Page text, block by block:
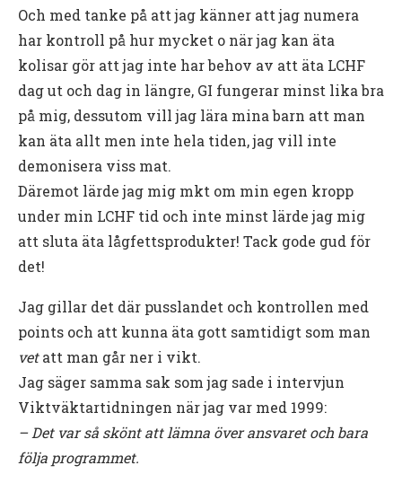
Och med tanke på att jag känner att jag numera
har kontroll på hur mycket o när jag kan äta
kolisar gör att jag inte har behov av att äta LCHF
dag ut och dag in längre, GI fungerar minst lika bra
på mig, dessutom vill jag lära mina barn att man
kan äta allt men inte hela tiden, jag vill inte
demonisera viss mat.
Däremot lärde jag mig mkt om min egen kropp
under min LCHF tid och inte minst lärde jag mig
att sluta äta lågfettsprodukter! Tack gode gud för
det!
Jag gillar det där pusslandet och kontrollen med
points och att kunna äta gott samtidigt som man
vetatt man går ner i vikt.
Jag säger samma sak som jag sade i intervjun
Viktväktartidningen när jag var med 1999:
– Det var så skönt att lämna över ansvaret och bara
följa programmet.